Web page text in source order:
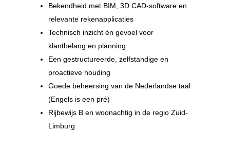
Bekendheid met BIM, 3D CAD-software en
relevante rekenapplicaties
Technisch inzicht én gevoel voor
klantbelang en planning
Een gestructureerde, zelfstandige en
proactieve houding
Goede beheersing van de Nederlandse taal
(Engels is een pré)
Rijbewijs B en woonachtig in de regio Zuid-
Limburg